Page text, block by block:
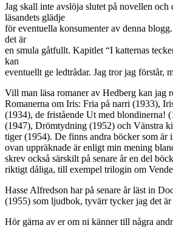
Jag skall inte avslöja slutet på novellen och
läsandets glädje
för eventuella konsumenter av denna
det är
en smula gåtfullt. Kapitlet “I katternas
kan
eventuellt ge ledtrådar. Jag tror jag förstår,
Vill man läsa romaner av Hedberg kan jag
Romanerna om Iris: Fria på narri (1933),
(1934), de fristående Ut med blondinerna!
(1947), Drömtydning (1952) och Vänstra
tiger (1954). De finns andra böcker som är
ovan uppräknade är enligt min mening
skrev också särskilt på senare år en del
riktigt dåliga, till exempel trilogin om
Hasse Alfredson har på senare år läst in
(1955) som ljudbok, tyvärr tycker jag det
Hör gärna av er om ni känner till några